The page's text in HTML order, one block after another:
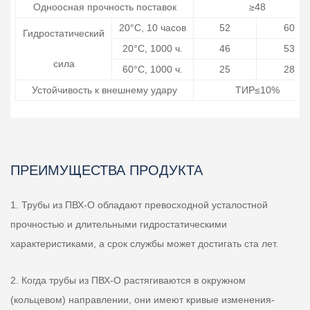
Одноосная прочность поставок
≥48
Гидростатический
сила
20°С, 10 часов 52
60
20°С, 1000 ч.
46
53
60°С, 1000 ч.
25
28
Устойчивость к внешнему удару
ТИР≤10%
ПРЕИМУЩЕСТВА ПРОДУКТА
1. Трубы из ПВХ-О обладают превосходной усталостной
прочностью и длительными гидростатическими
характеристиками, а срок службы может достигать ста лет.
2. Когда трубы из ПВХ-О растягиваются в окружном
(кольцевом) направлении, они имеют кривые изменения-